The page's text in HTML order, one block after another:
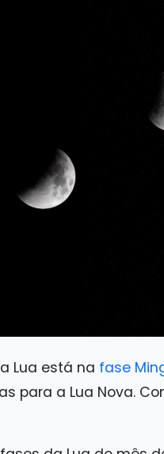
Lua está na fase
para a Lua Nova.